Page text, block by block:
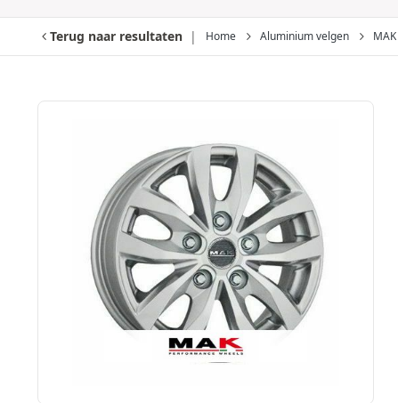
Terug naar resultaten Home Aluminium velgen MAK